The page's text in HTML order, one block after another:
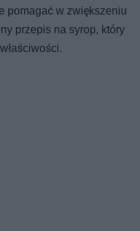
pomagać w zwiększeniu
przepis na syrop, który